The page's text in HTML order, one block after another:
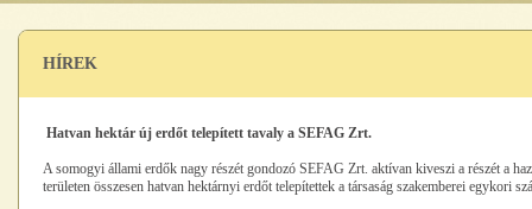
HÍREK
Hatvan hektár új erdőt telepített tavaly a SEFAG Zrt.
A somogyi állami erdők nagy részét gondozó SEFAG Zrt. aktívan kiveszi a részét a
területen összesen hatvan hektárnyi erdőt telepítettek a társaság szakemberei egykori